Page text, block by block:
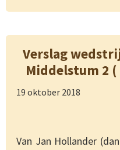
Verslag
Middelstum 2
19 oktober 2018
Van Jan Hollander